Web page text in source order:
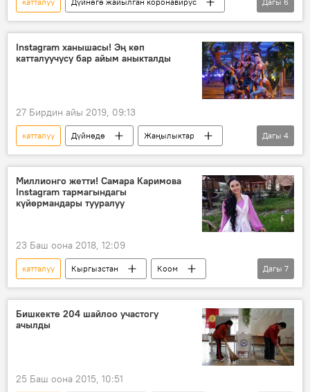
Жаңылыктар
Коом
Дүйнөдө
Түркия
коронавирус
Instagram ханышасы! Эң көп
катталуучусу бар айым аныкталды
27 Бирдин айы 2019, 09:13
катталуу Дүйнөдө
Жаңылыктар
Басма сөзгө баяндама
Коом
социалдык тармак
Instagram
Дагы 4
Миллионго жетти! Самара Каримова
Instagram тармагындагы
күйөрмандары тууралуу
23 Баш оона 2018, 12:09
катталуу Кыргызстан
Коом
Жаңылыктар
Самара Каримова
Анжелика Кайратова
Instagram
миллион
Дагы 7
Бишкекте 204 шайлоо участогу
ачылды
25 Баш оона 2015, 10:51